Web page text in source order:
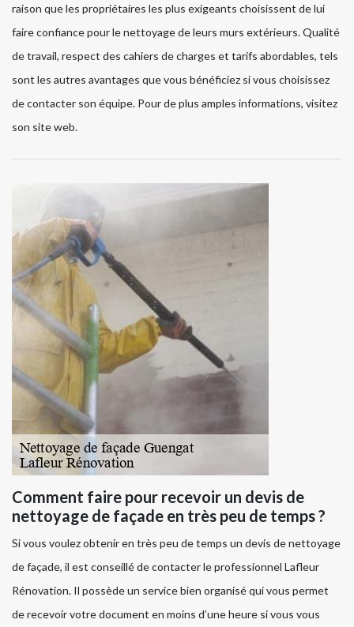
raison que les propriétaires les plus exigeants choisissent de lui
faire confiance pour le nettoyage de leurs murs extérieurs. Qualité
de travail, respect des cahiers de charges et tarifs abordables, tels
sont les autres avantages que vous bénéficiez si vous choisissez
de contacter son équipe. Pour de plus amples informations, visitez
son site web.
Comment faire pour recevoir un devis de
nettoyage de façade en très peu de temps ?
Si vous voulez obtenir en très peu de temps un devis de nettoyage
de façade, il est conseillé de contacter le professionnel Lafleur
Rénovation. Il possède un service bien organisé qui vous permet
de recevoir votre document en moins d’une heure si vous vous